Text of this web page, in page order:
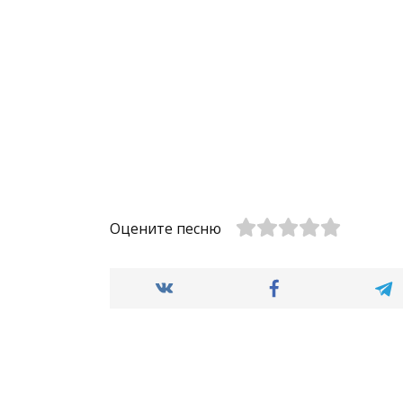
Оцените песню